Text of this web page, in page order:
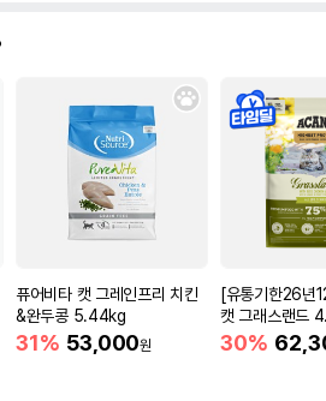
퓨어비타 캣 그레인프리 치킨
&완두콩 5.44kg
31% 53,000원
[유통기한26년
캣 그래스랜드
30%